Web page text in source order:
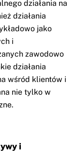
działania na
działania
jako
i
zawodowo
działania
wśród klientów i
nie tylko w
i